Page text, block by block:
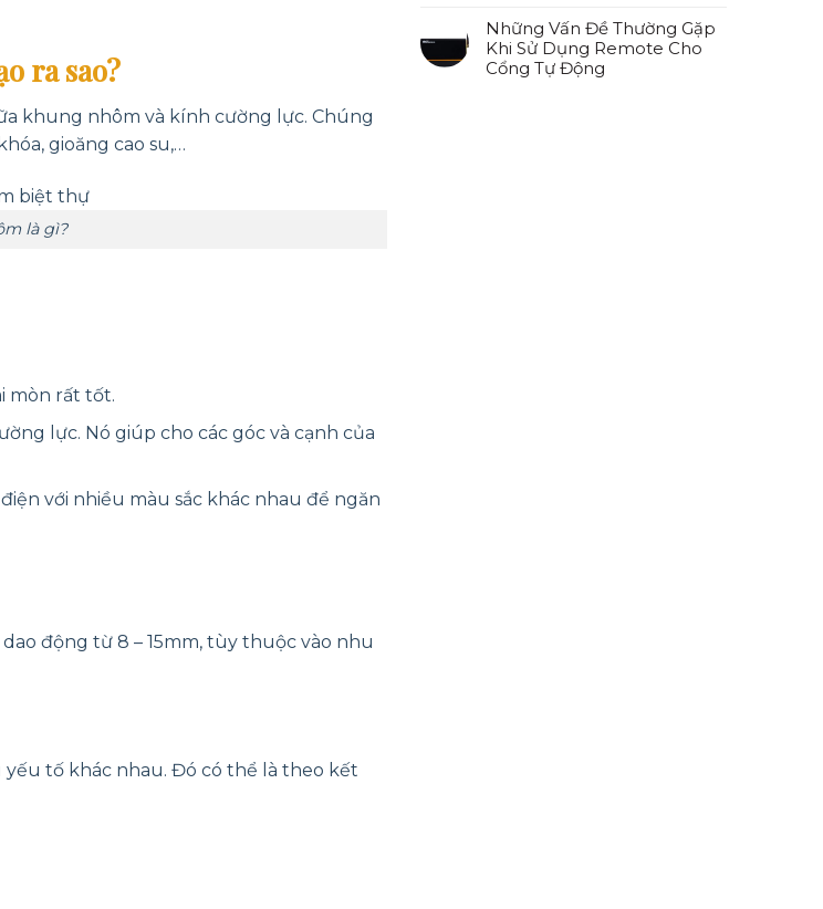
ra sao?
khung nhôm và kính cường lực. Chúng
gioăng cao su,…
là gì?
mòn rất tốt.
lực. Nó giúp cho các góc và cạnh của
với nhiều màu sắc khác nhau để ngăn
động từ 8 – 15mm, tùy thuộc vào nhu
tố khác nhau. Đó có thể là theo kết
Những Vấn Đề Thường Gặp
Khi Sử Dụng Remote Cho
Cổng Tự Động